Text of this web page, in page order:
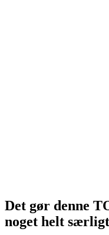
Det gør denne
noget helt